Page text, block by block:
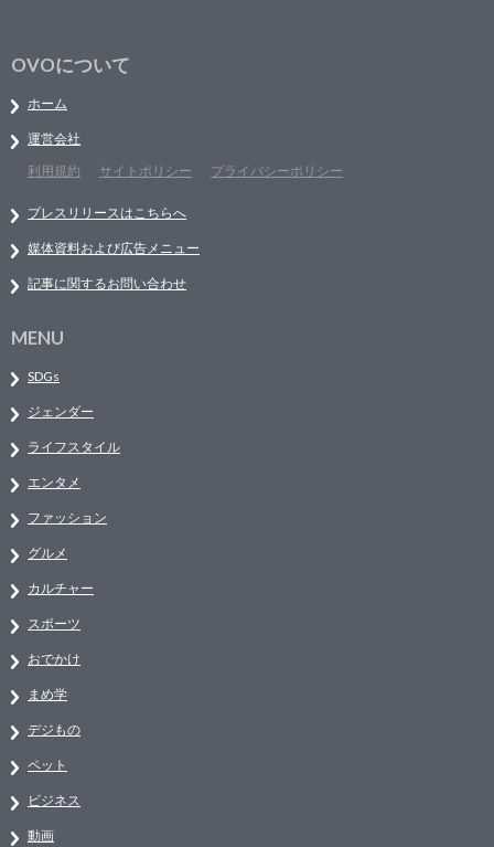
OVOについて
ホーム
運営会社
利用規約
サイトポリシー プライバシーポリシー
プレスリリースはこちらへ
媒体資料および広告メニュー
記事に関するお問い合わせ
MENU
SDGs
ジェンダー
ライフスタイル
エンタメ
ファッション
グルメ
カルチャー
スポーツ
おでかけ
まめ学
デジもの
ペット
ビジネス
動画